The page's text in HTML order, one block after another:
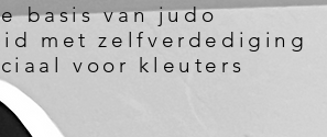
basis van judo
met zelfverdediging
voor kleuters